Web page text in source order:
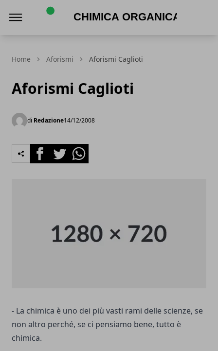
Home Aforismi Aforismi Caglioti
Aforismi Caglioti
di Redazione14/12/2008
FacebookTwitterWhatsapp
- La chimica è uno dei più vasti rami delle scienze, se
non altro perché, se ci pensiamo bene, tutto è
chimica.